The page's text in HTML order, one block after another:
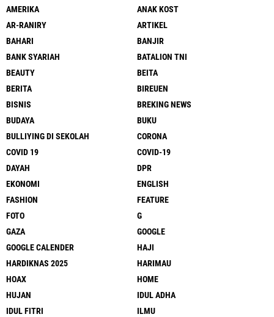
AMERIKA
ANAK KOST
AR-RANIRY
ARTIKEL
BAHARI
BANJIR
BANK SYARIAH
BATALION TNI
BEAUTY
BEITA
BERITA
BIREUEN
BISNIS
BREKING NEWS
BUDAYA
BUKU
BULLIYING DI SEKOLAH
CORONA
COVID 19
COVID-19
DAYAH
DPR
EKONOMI
ENGLISH
FASHION
FEATURE
FOTO
G
GAZA
GOOGLE
GOOGLE CALENDER
HAJI
HARDIKNAS 2025
HARIMAU
HOAX
HOME
HUJAN
IDUL ADHA
IDUL FITRI
ILMU